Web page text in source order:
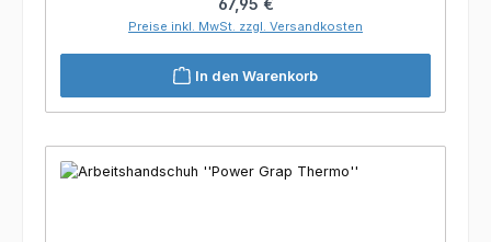
67,95 €
Preise inkl. MwSt. zzgl. Versandkosten
In den Warenkorb